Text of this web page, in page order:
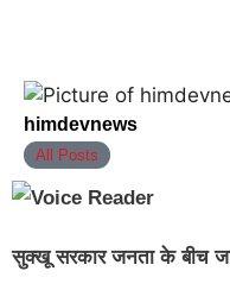
himdevnews
All Posts
सुक्खू सरकार जनता के बीच